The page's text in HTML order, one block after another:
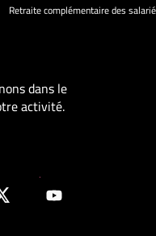
Retraite complémentaire des
dans le
activité.